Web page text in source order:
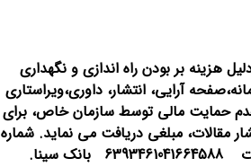
هزینه بر بودن راه اندازی و نگهداری
آرایی، انتشار، داوری،ویراستاری
حمایت مالی توسط سازمان خاص، برای
مقالات، مبلغی دریافت می نماید. شماره
کارت 6393461041664588 بانک سینا.